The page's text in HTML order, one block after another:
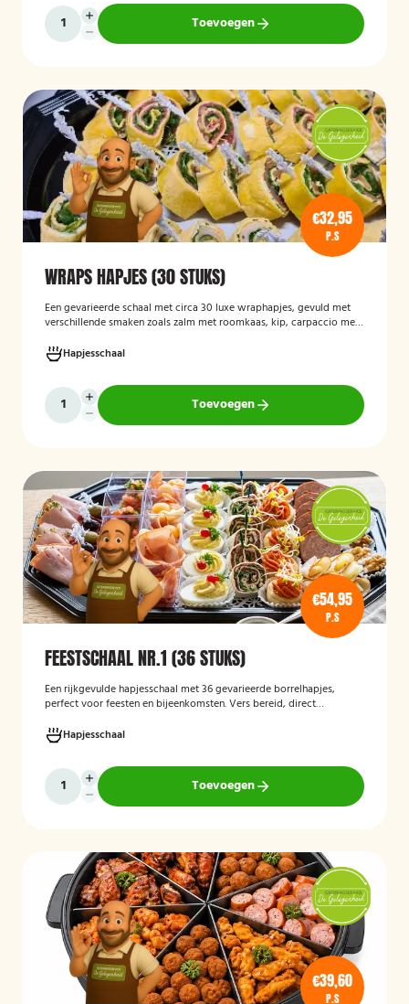
Toevoegen
€32,95
P.S
WRAPS HAPJES (30 STUKS)
Een gevarieerde schaal met circa 30 luxe wraphapjes, gevuld met
verschillende smaken zoals zalm met roomkaas, kip, carpaccio met
Ideaal als borrelhapje voor feestjes, recepties of zakelijke
bijeenkomsten. De wraps zijn vers bereid en aantrekkelijk
gepresenteerd op een serveerschaal.
Hapjesschaal
Toevoegen
€54,95
P.S
FEESTSCHAAL NR.1 (36 STUKS)
Een rijkgevulde hapjesschaal met 36 gevarieerde borrelhapjes,
perfect voor feesten en bijeenkomsten. Vers bereid, direct
Hapjesschaal
Toevoegen
€39,60
P.S